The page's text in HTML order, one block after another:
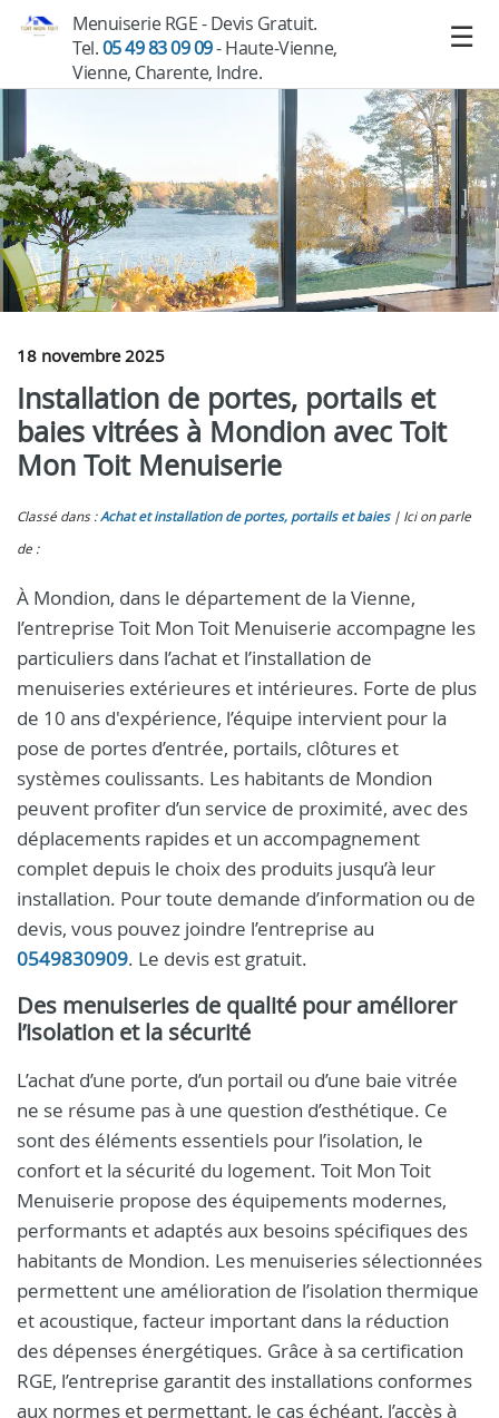
Menuiserie RGE - Devis Gratuit.
Tel.05 49 83 09 09- Haute-Vienne,
Vienne, Charente, Indre.
18 novembre 2025
Installation de portes, portails et
baies vitrées à Mondion avec Toit
Mon Toit Menuiserie
Classé dans :Achat et installation de portes, portails et baies
Ici on parle
de :
À Mondion, dans le département de la Vienne,
l’entreprise Toit Mon Toit Menuiserie accompagne les
particuliers dans l’achat et l’installation de
menuiseries extérieures et intérieures. Forte de plus
de 10 ans d'expérience, l’équipe intervient pour la
pose de portes d’entrée, portails, clôtures et
systèmes coulissants. Les habitants de Mondion
peuvent profiter d’un service de proximité, avec des
déplacements rapides et un accompagnement
complet depuis le choix des produits jusqu’à leur
installation. Pour toute demande d’information ou de
devis, vous pouvez joindre l’entreprise au
0549830909. Le devis est gratuit.
Des menuiseries de qualité pour améliorer
l’isolation et la sécurité
L’achat d’une porte, d’un portail ou d’une baie vitrée
ne se résume pas à une question d’esthétique. Ce
sont des éléments essentiels pour l’isolation, le
confort et la sécurité du logement. Toit Mon Toit
Menuiserie propose des équipements modernes,
performants et adaptés aux besoins spécifiques des
habitants de Mondion. Les menuiseries sélectionnées
permettent une amélioration de l’isolation thermique
et acoustique, facteur important dans la réduction
des dépenses énergétiques. Grâce à sa certification
RGE, l’entreprise garantit des installations conformes
aux normes et permettant, le cas échéant, l’accès à